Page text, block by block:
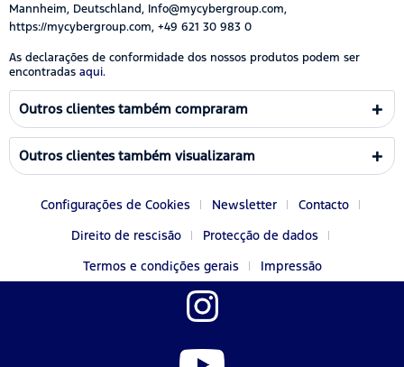
Mannheim, Deutschland, Info@mycybergroup.com,
https://mycybergroup.com, +49 621 30 983 0
As declarações de conformidade dos nossos produtos podem ser
encontradas aqui.
Outros clientes também compraram
Outros clientes também visualizaram
Configurações de Cookies Newsletter
Contacto
Direito de rescisão
Protecção de dados
Termos e condições gerais
Impressão